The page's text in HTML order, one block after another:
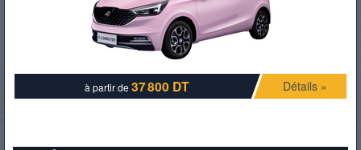
à partir de37 800 DT Détails »